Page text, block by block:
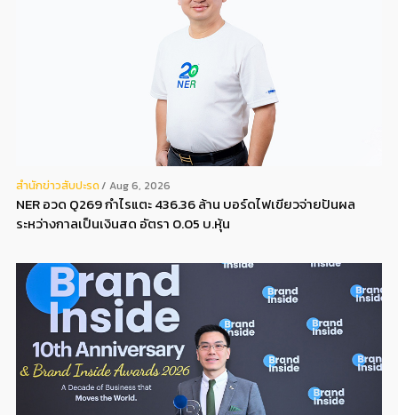
สํานักข่าวสับปะรด Aug 6, 2026
NER อวด Q269 กำไรแตะ 436.36 ล้าน บอร์ดไฟเขียวจ่ายปันผล
ระหว่างกาลเป็นเงินสด อัตรา 0.05 บ.หุ้น